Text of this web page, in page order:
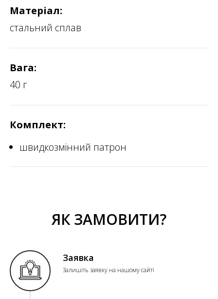
Матерiал:
стальний сплав
Вага:
40 г
Комплект:
швидкозмінний патрон
ЯК ЗАМОВИТИ?
Заявка
Залишіть заявку на нашому сайті